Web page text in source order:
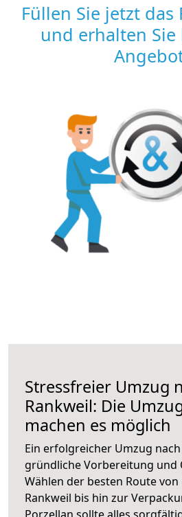
Füllen Sie jetzt das
und erhalten Sie
Stressfreier Umzug
Rankweil: Die
machen es möglich
Ein erfolgreicher Umzug
gründliche Vorbereitung und
Wählen der besten Route
Rankweil bis hin zur